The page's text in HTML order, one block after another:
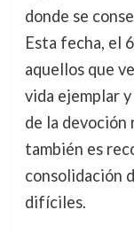
donde se
Esta fecha, el
aquellos que
vida ejemplar
de la devoción
también es
consolidación
difíciles.